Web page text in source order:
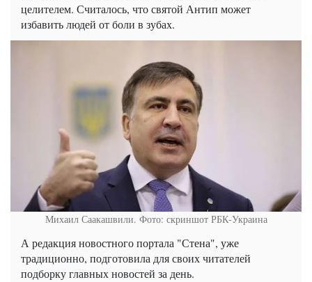
целителем. Считалось, что святой Антип может
избавить людей от боли в зубах.
Михаил Саакашвили. Фото: скриншот РБК-Украина
А редакция новостного портала "Стена", уже
традиционно, подготовила для своих читателей
подборку главных новостей за день.